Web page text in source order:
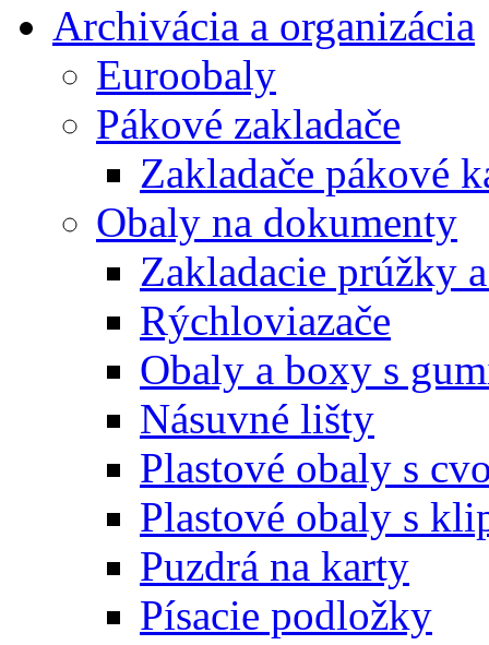
Archivácia a organizácia
Euroobaly
Pákové zakladače
Zakladače pákové
Obaly na dokumenty
Zakladacie prúžky
Rýchloviazače
Obaly a boxy s
Násuvné lišty
Plastové obaly s
Plastové obaly s
Puzdrá na karty
Písacie podložky